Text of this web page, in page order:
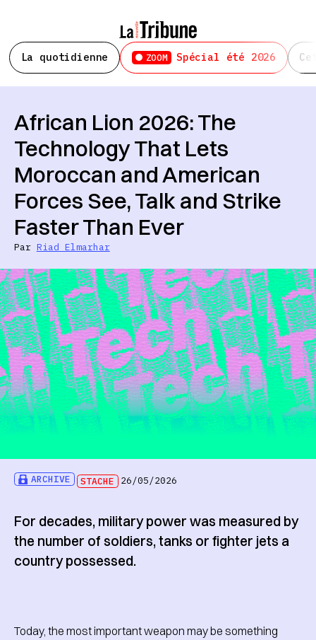
La quotidienne ZOOM Spécial été 2026
ARCHIVE STACHE 26/05/2026
African Lion 2026: The
Technology That Lets
Moroccan and American
Forces See, Talk and Strike
Faster Than Ever
Par Riad Elmarhar
For decades, military power was measured by
the number of soldiers, tanks or fighter jets a
country possessed.
Today, the most important weapon may be something